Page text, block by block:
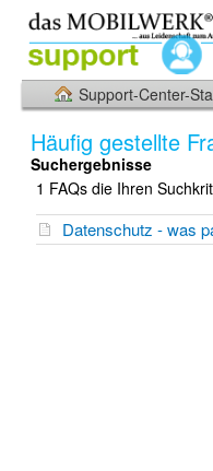
Support-Center-
Häufig gestellte
Suchergebnisse
1 FAQs die Ihren
Datenschutz - was